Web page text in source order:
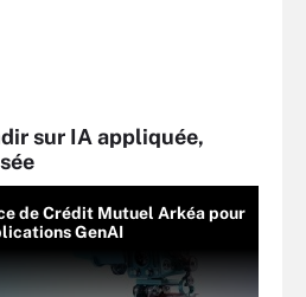
sur IA appliquée,
de Crédit Mutuel Arkéa pour
GenAI